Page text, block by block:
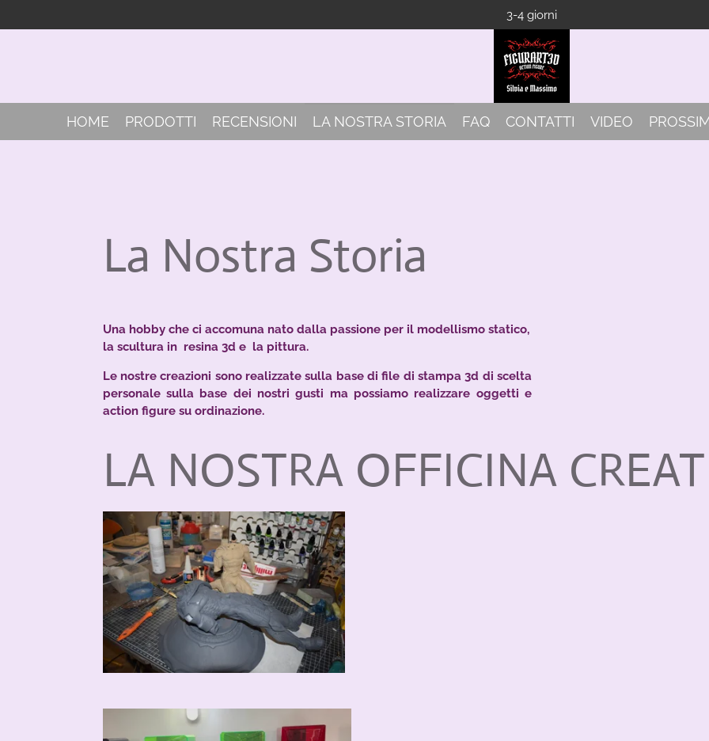
al
3-4 giorni
HOME PRODOTTI RECENSIONI LA NOSTRA STORIA FAQ CONTATTI VIDEO
La Nostra Storia
Una hobby che ci accomuna nato dalla passione per il modellismo statico,
la scultura in resina 3d e la pittura.
Le nostre creazioni sono realizzate sulla base di file di stampa 3d di scelta
personale sulla base dei nostri gusti ma possiamo realizzare oggetti e
action figure su ordinazione.
LA NOSTRA OFFICINA